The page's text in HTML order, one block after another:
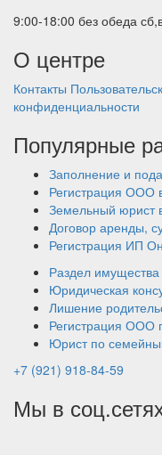
9:00-18:00 без обеда
О центре
Контакты
конфиденциальности
Популярные
Заполнение и
Регистрация ООО
Земельный юрист
Договор аренды,
Регистрация ИП
Раздел имущества
Юридическая
Лишение
Регистрация ООО
Юрист по
+7 (921) 918-84-59
Мы в